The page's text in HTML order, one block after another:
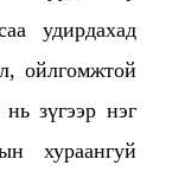
удирдахад
ойлгомжтой
зүгээр нэг
хураангуй